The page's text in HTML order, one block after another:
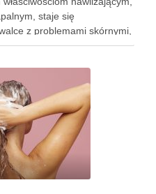
staje się
z problemami skórnymi,
podrażnienia. Jej działanie